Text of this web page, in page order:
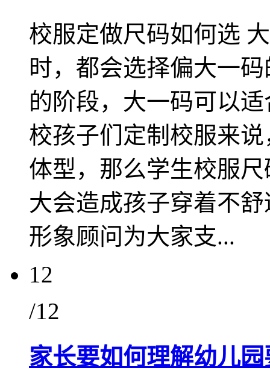
校服定做尺码如何选
时，都会选择偏大一
的阶段，大一码可以
校孩子们定制校服来
体型，那么学生校服
大会造成孩子穿着不
形象顾问为大家支...
12
/12
家长要如何理解幼儿